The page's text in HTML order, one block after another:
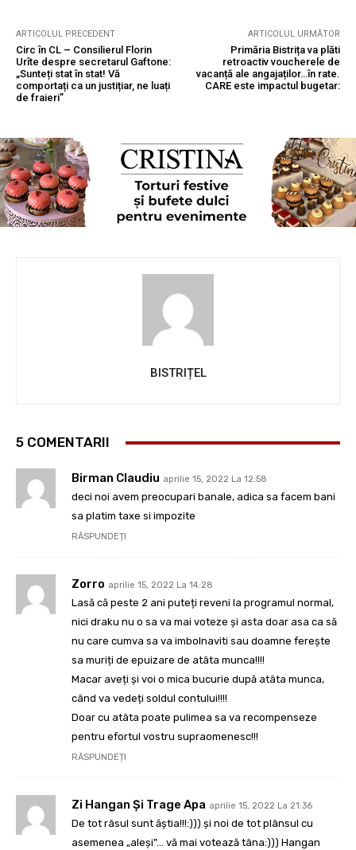
ARTICOLUL PRECEDENT
Circ în CL – Consilierul Florin
Urîte despre secretarul Gaftone:
„Sunteți stat în stat! Vă
comportați ca un justițiar, ne luați
de fraieri”
ARTICOLUL URMĂTOR
Primăria Bistrița va plăti
retroactiv voucherele de
vacanță ale angajaților…în rate.
CARE este impactul bugetar:
BISTRIȚEL
5 COMENTARII
Birman Claudiu aprilie 15, 2022 La 12:58
deci noi avem preocupari banale, adica sa facem bani
sa platim taxe si impozite
RĂSPUNDEȚI
Zorro aprilie 15, 2022 La 14:28
Lasă că peste 2 ani puteți reveni la programul normal,
nici draku nu o sa va mai voteze și asta doar asa ca să
nu care cumva sa va imbolnaviti sau doamne ferește
sa muriți de epuizare de atâta munca!!!!
Macar aveți și voi o mica bucurie după atâta munca,
când va vedeți soldul contului!!!!
Doar cu atâta poate pulimea sa va recompenseze
pentru efortul vostru supraomenesc!!!
RĂSPUNDEȚI
Zi Hangan Și Trage Apa aprilie 15, 2022 La 21:36
De tot râsul sunt ăștia!!!:))) și noi de tot plânsul cu
asemenea „aleși”… vă mai votează tâna:))) Hangan